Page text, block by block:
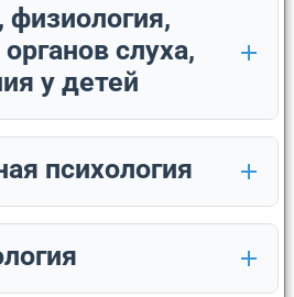
слуха,
у детей
психология